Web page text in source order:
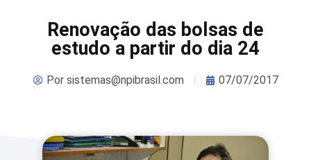
Renovação das bolsas de
estudo a partir do dia 24
Porsistemas@npibrasil.com 07/07/2017